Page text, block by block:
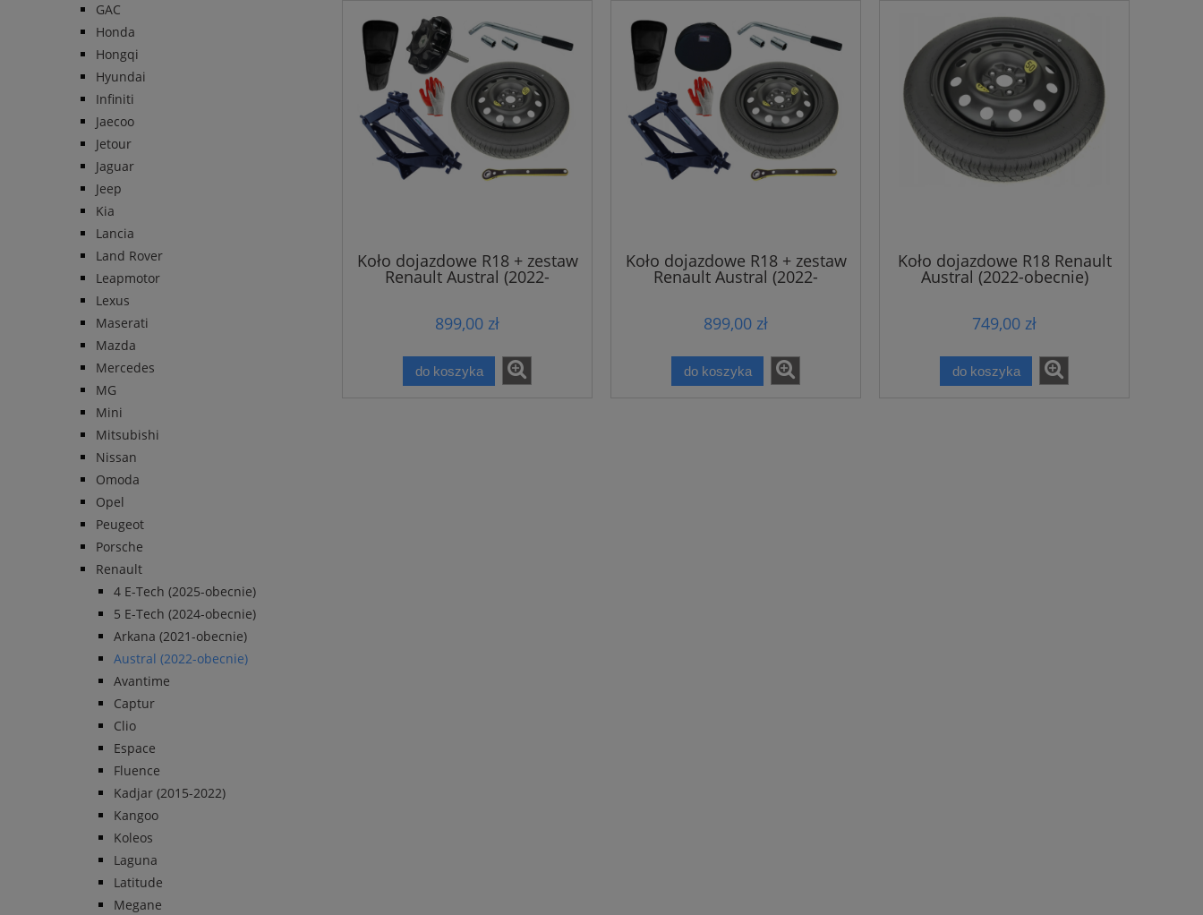
GAC
Honda
Hongqi
Hyundai
Infiniti
Jaecoo
Jetour
Jaguar
Jeep
Kia
Lancia
Land Rover
Leapmotor
Lexus
Maserati
Mazda
Mercedes
MG
Mini
Mitsubishi
Nissan
Omoda
Opel
Peugeot
Porsche
Renault
4 E-Tech (2025-obecnie)
5 E-Tech (2024-obecnie)
Arkana (2021-obecnie)
Austral (2022-obecnie)
Avantime
Captur
Clio
Espace
Fluence
Kadjar (2015-2022)
Kangoo
Koleos
Laguna
Latitude
Megane
Koło dojazdowe R18 + zestaw
Renault Austral (2022-
899,00 zł
do koszyka
Koło dojazdowe R18 + zestaw
Renault Austral (2022-
899,00 zł
do koszyka
Koło dojazdowe R18 Renault
Austral (2022-obecnie)
749,00 zł
do koszyka